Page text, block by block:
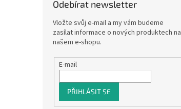
Odebírat newsletter
Vložte svůj e-mail a my vám budeme
zasílat informace o nových produktech na
našem e-shopu.
E-mail
PŘIHLÁSIT SE